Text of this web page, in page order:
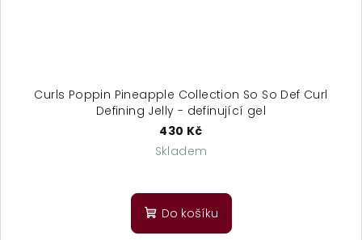
Curls Poppin Pineapple Collection So So Def Curl
Defining Jelly - definující gel
430 Kč
Skladem
Do košíku